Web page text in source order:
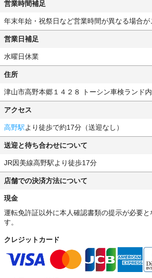
営業時間補足
年末年始・祝祭日など営業時間が異なる場合が
営業日補足
水曜日休業
住所
津山市高野本郷１４２８ トーシン車検ランド内
アクセス
高野駅より徒歩で約17分（送迎なし）
送迎と待ち合わせについて
JR因美線高野駅より徒歩17分
店舗での決済方法について
現金
運転免許証以外に本人確認書類の提示が必要と
す。
クレジットカード